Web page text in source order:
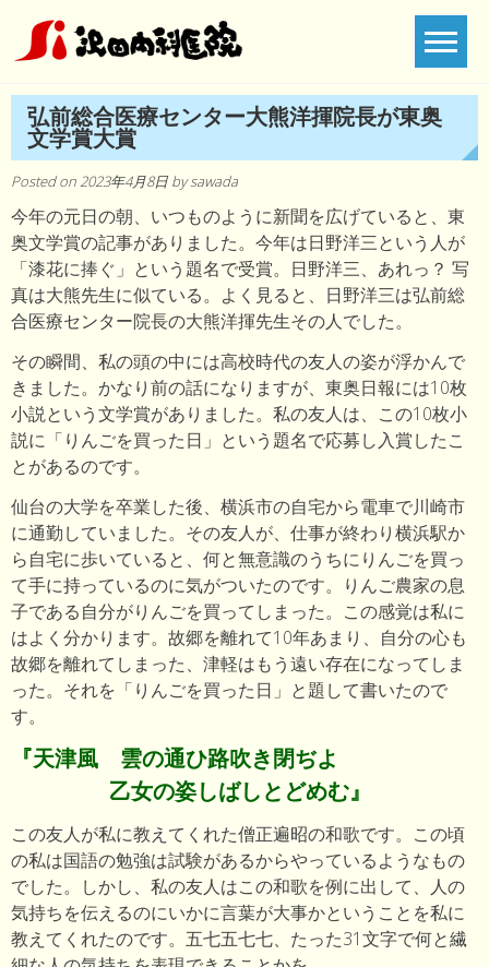
content
弘前総合医療センター大熊洋揮院長が東奥
文学賞大賞
Posted on 2023年4月8日 bysawada
今年の元日の朝、いつものように新聞を広げていると、東
奥文学賞の記事がありました。今年は日野洋三という人が
「漆花に捧ぐ」という題名で受賞。日野洋三、あれっ？ 写
真は大熊先生に似ている。よく見ると、日野洋三は弘前総
合医療センター院長の大熊洋揮先生その人でした。
その瞬間、私の頭の中には高校時代の友人の姿が浮かんで
きました。かなり前の話になりますが、東奥日報には10枚
小説という文学賞がありました。私の友人は、この10枚小
説に「りんごを買った日」という題名で応募し入賞したこ
とがあるのです。
仙台の大学を卒業した後、横浜市の自宅から電車で川崎市
に通勤していました。その友人が、仕事が終わり横浜駅か
ら自宅に歩いていると、何と無意識のうちにりんごを買っ
て手に持っているのに気がついたのです。りんご農家の息
子である自分がりんごを買ってしまった。この感覚は私に
はよく分かります。故郷を離れて10年あまり、自分の心も
故郷を離れてしまった、津軽はもう遠い存在になってしま
った。それを「りんごを買った日」と題して書いたので
す。
『天津風 雲の通ひ路吹き閉ぢよ
乙女の姿しばしとどめむ』
この友人が私に教えてくれた僧正遍昭の和歌です。この頃
の私は国語の勉強は試験があるからやっているようなもの
でした。しかし、私の友人はこの和歌を例に出して、人の
気持ちを伝えるのにいかに言葉が大事かということを私に
教えてくれたのです。五七五七七、たった31文字で何と繊